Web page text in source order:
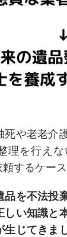
死や老老介
理を行え
するケー
品を不法投
しい知識と
じてきまし